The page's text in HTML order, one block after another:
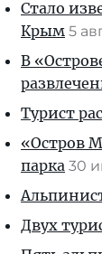
Стало
Крым 5
В
Турист
«Остров
парка 30
Двух